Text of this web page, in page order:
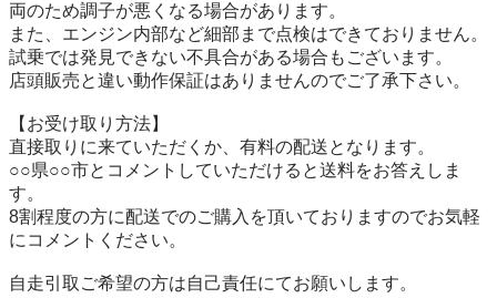
両のため調子が悪くなる場合があります。
また、エンジン内部など細部まで点検はできておりません。
試乗では発見できない不具合がある場合もございます。
店頭販売と違い動作保証はありませんのでご了承下さい。
【お受け取り方法】
直接取りに来ていただくか、有料の配送となります。
○○県○○市とコメントしていただけると送料をお答えしま
す。
8割程度の方に配送でのご購入を頂いておりますのでお気軽
にコメントください。
自走引取ご希望の方は自己責任にてお願いします。